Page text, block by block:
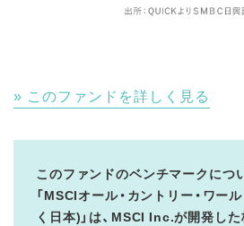
このファンドを詳しく見る
このファンドのベンチマークにつ
「MSCIオール・カントリー・ワー
く日本)」は、MSCI Inc.が開発し